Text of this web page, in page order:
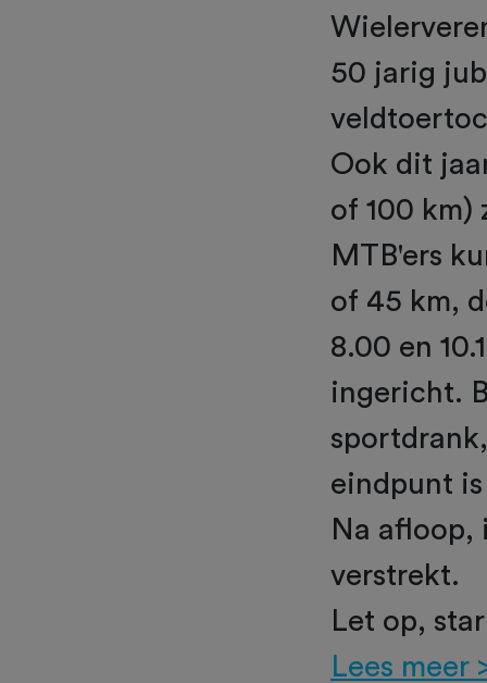
50 jarig
Ook dit
of 100 km)
MTB'ers
of 45 km,
8.00 en
ingericht.
eindpunt
Na afloop,
verstrekt.
Let op,
Lees meer